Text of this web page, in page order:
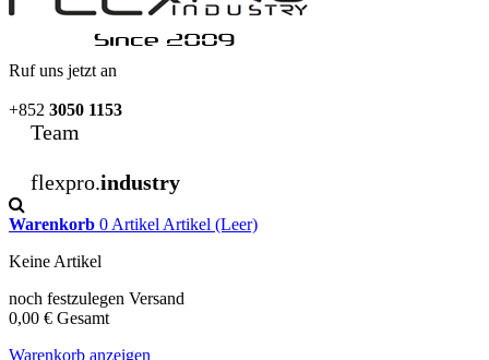
Ruf uns jetzt an
+852 3050 1153
Team
flexpro.industry
Warenkorb 0 Artikel Artikel (Leer)
Keine Artikel
noch festzulegen Versand
0,00 € Gesamt
Warenkorb anzeigen